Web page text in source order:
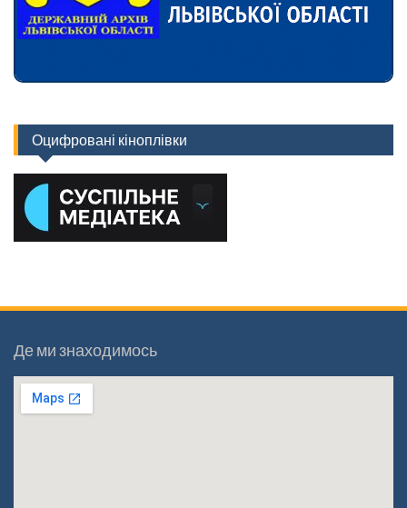
Оцифровані кіноплівки
Де ми знаходимось